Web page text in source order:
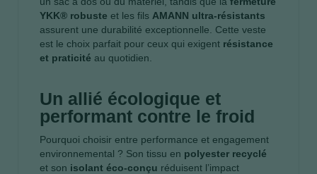
YKK® robuste et les fils AMANN ultra-résistants
assurent une durabilité exceptionnelle. Cette veste
est le choix parfait pour ceux qui exigent résistance
et praticité au quotidien.
Un allié écologique et
performant contre le froid
Pourquoi choisir entre performance et engagement
environnemental ? Son tissu en polyester recyclé
et son isolant éco-conçu réduisent l’impact